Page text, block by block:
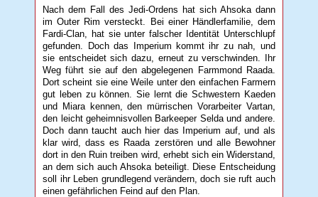
Nach dem Fall des Jedi-Ordens hat sich Ahsoka dann
im Outer Rim versteckt. Bei einer Händlerfamilie, dem
Fardi-Clan, hat sie unter falscher Identität Unterschlupf
gefunden. Doch das Imperium kommt ihr zu nah, und
sie entscheidet sich dazu, erneut zu verschwinden. Ihr
Weg führt sie auf den abgelegenen Farmmond Raada.
Dort scheint sie eine Weile unter den einfachen Farmern
gut leben zu können. Sie lernt die Schwestern Kaeden
und Miara kennen, den mürrischen Vorarbeiter Vartan,
den leicht geheimnisvollen Barkeeper Selda und andere.
Doch dann taucht auch hier das Imperium auf, und als
klar wird, dass es Raada zerstören und alle Bewohner
dort in den Ruin treiben wird, erhebt sich ein Widerstand,
an dem sich auch Ahsoka beteiligt. Diese Entscheidung
soll ihr Leben grundlegend verändern, doch sie ruft auch
einen gefährlichen Feind auf den Plan.